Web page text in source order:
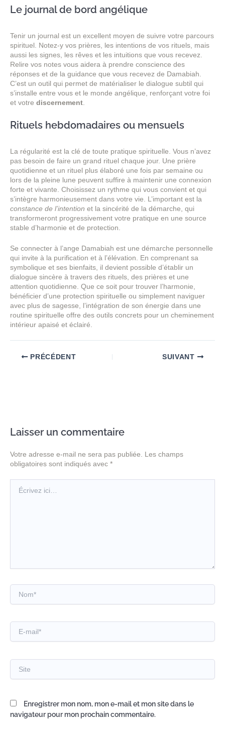
Le journal de bord angélique
Tenir un journal est un excellent moyen de suivre votre parcours
spirituel. Notez-y vos prières, les intentions de vos rituels, mais
aussi les signes, les rêves et les intuitions que vous recevez.
Relire vos notes vous aidera à prendre conscience des
réponses et de la guidance que vous recevez de Damabiah.
C’est un outil qui permet de matérialiser le dialogue subtil qui
s’installe entre vous et le monde angélique, renforçant votre foi
et votre discernement
Rituels hebdomadaires ou mensuels
La régularité est la clé de toute pratique spirituelle. Vous n’avez
pas besoin de faire un grand rituel chaque jour. Une prière
quotidienne et un rituel plus élaboré une fois par semaine ou
lors de la pleine lune peuvent suffire à maintenir une connexion
forte et vivante. Choisissez un rythme qui vous convient et qui
s’intègre harmonieusement dans votre vie. L’important est la
constance de l’intention et la sincérité de la démarche, qui
transformeront progressivement votre pratique en une source
stable d’harmonie et de protection.
Se connecter à l’ange Damabiah est une démarche personnelle
qui invite à la purification et à l’élévation. En comprenant sa
symbolique et ses bienfaits, il devient possible d’établir un
dialogue sincère à travers des rituels, des prières et une
attention quotidienne. Que ce soit pour trouver l’harmonie,
bénéficier d’une protection spirituelle ou simplement naviguer
avec plus de sagesse, l’intégration de son énergie dans une
routine spirituelle offre des outils concrets pour un cheminement
intérieur apaisé et éclairé.
PRÉCÉDENT SUIVANT
Laisser un commentaire
Votre adresse e-mail ne sera pas publiée.
Les champs
obligatoires sont indiqués avec *
ici…
mail*
Enregistrer mon nom, mon e-mail et mon site dans le
navigateur pour mon prochain commentaire.